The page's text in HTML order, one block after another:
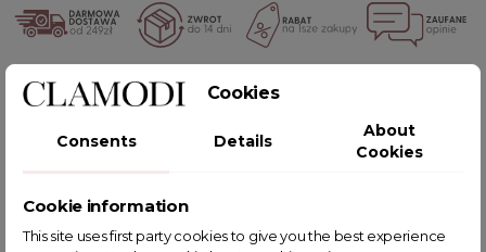
POWIĄZANE TAGI
YOU MIGHT ALSO LIKE
Cookies
Consents Details
About
Cookies
Cookie information
This site uses first party cookies to give you the best experience